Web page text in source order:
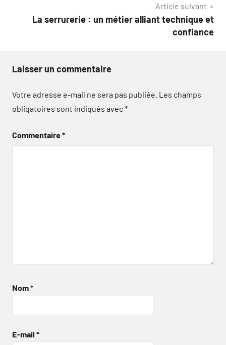
Article suivant
La serrurerie : un métier alliant technique et
confiance
Laisser un commentaire
Votre adresse e-mail ne sera pas publiée. Les champs
obligatoires sont indiqués avec*
Commentaire*
Nom*
E-mail *